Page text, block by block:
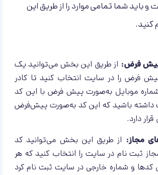
و باید شما تمامی موارد را از طریق این
کنید.
فرض: از طریق این بخش می‌توانید یک
فرض را در سایت انتخاب کنید تا کادر
شماره موبایل به‌صورت پیش فرض با این کد
داشته باشید که این کد به‌صورت پیش‌فرض
دارد.
مجاز: از طریق این بخش می‌توانید کد
ثبت نام در سایت را انتخاب کنید که هر
کد‌‌‌‌‌‌‌ها و شماره خارجی در سایت ثبت نام کرد